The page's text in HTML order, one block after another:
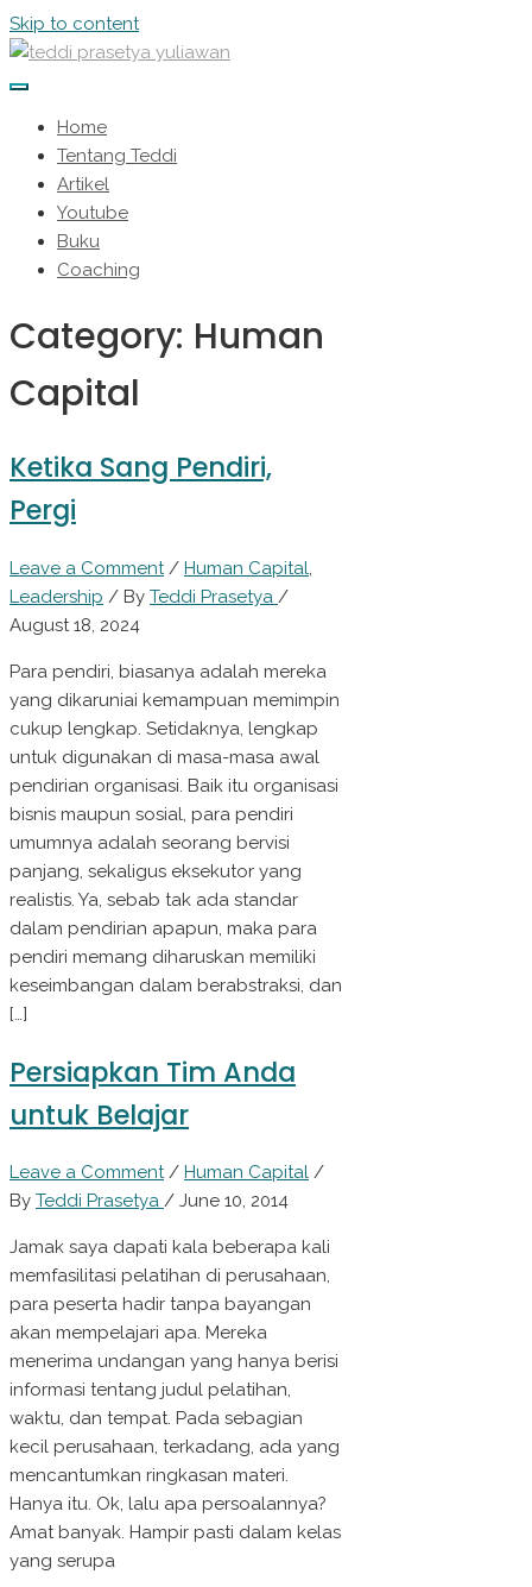
Skip to content
Home
Tentang Teddi
Artikel
Youtube
Buku
Coaching
Category: Human
Capital
Ketika Sang Pendiri,
Pergi
Leave a Comment / Human Capital,
Leadership / By Teddi Prasetya /
August 18, 2024
Para pendiri, biasanya adalah mereka
yang dikaruniai kemampuan memimpin
cukup lengkap. Setidaknya, lengkap
untuk digunakan di masa-masa awal
pendirian organisasi. Baik itu organisasi
bisnis maupun sosial, para pendiri
umumnya adalah seorang bervisi
panjang, sekaligus eksekutor yang
realistis. Ya, sebab tak ada standar
dalam pendirian apapun, maka para
pendiri memang diharuskan memiliki
keseimbangan dalam berabstraksi, dan
[…]
Persiapkan Tim Anda
untuk Belajar
Leave a Comment / Human Capital /
By Teddi Prasetya / June 10, 2014
Jamak saya dapati kala beberapa kali
memfasilitasi pelatihan di perusahaan,
para peserta hadir tanpa bayangan
akan mempelajari apa. Mereka
menerima undangan yang hanya berisi
informasi tentang judul pelatihan,
waktu, dan tempat. Pada sebagian
kecil perusahaan, terkadang, ada yang
mencantumkan ringkasan materi.
Hanya itu. Ok, lalu apa persoalannya?
Amat banyak. Hampir pasti dalam kelas
yang serupa